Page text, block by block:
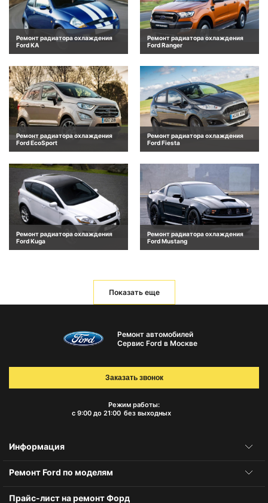
Ремонт радиатора охлаждения
Ford KA
Ремонт радиатора охлаждения
Ford Ranger
Ремонт радиатора охлаждения
Ford EcoSport
Ремонт радиатора охлаждения
Ford Fiesta
Ремонт радиатора охлаждения
Ford Kuga
Ремонт радиатора охлаждения
Ford Mustang
Показать еще
Ремонт автомобилей
Сервис Ford в Москве
Режим работы:
с 9:00 до 21:00 без выходных
Заказать звонок
Информация
Ремонт Ford по моделям
Прайс-лист на ремонт Форд